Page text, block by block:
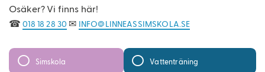
Varukorg
Osäker? Vi finns här!
☎018 18 28 30 ✉ INFO@LINNEASSIMSKOLA.SE
Simskola Vattenträning